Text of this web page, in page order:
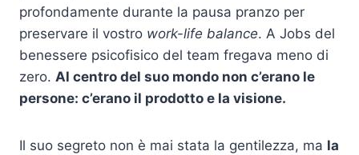
profondamente durante la pausa pranzo per
preservare il vostro work-life balance. A Jobs del
benessere psicofisico del team fregava meno di
zero. Al centro del suo mondo non c’erano le
persone: c’erano il prodotto e la visione.
Il suo segreto non è mai stata la gentilezza, ma la